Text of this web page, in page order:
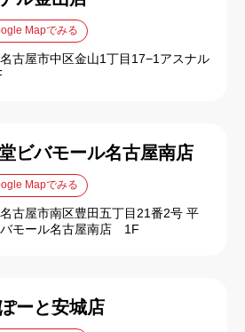
Mapでみる
古屋市中区金山1丁目17−1アスナル
ビバモール名古屋南店
Mapでみる
古屋市南区豊田五丁目21番2号 平
モール名古屋南店 1F
ーと安城店